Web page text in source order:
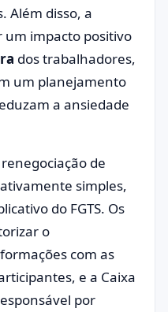
Além disso, a
impacto positivo
dos trabalhadores,
um planejamento
a ansiedade
de
simples,
do FGTS. Os
o
com as
e a Caixa
por